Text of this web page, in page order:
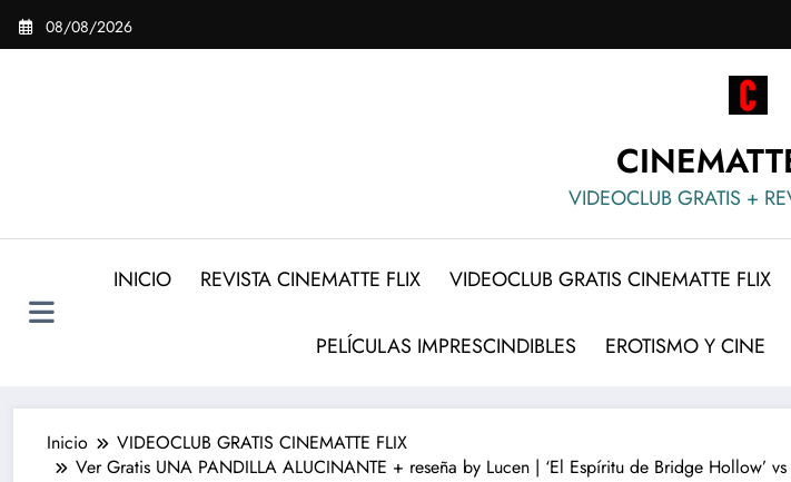
Saltar
08/08/2026
VIDEOCLUB GRATIS +
INICIO REVISTA CINEMATTE FLIX VIDEOCLUB GRATIS CINEMATTE FLIX
PELÍCULAS IMPRESCINDIBLES EROTISMO Y CINE
Inicio
VIDEOCLUB GRATIS CINEMATTE FLIX
Ver Gratis UNA PANDILLA ALUCINANTE + reseña by Lucen | ‘El Espíritu de Bridge Hollow’